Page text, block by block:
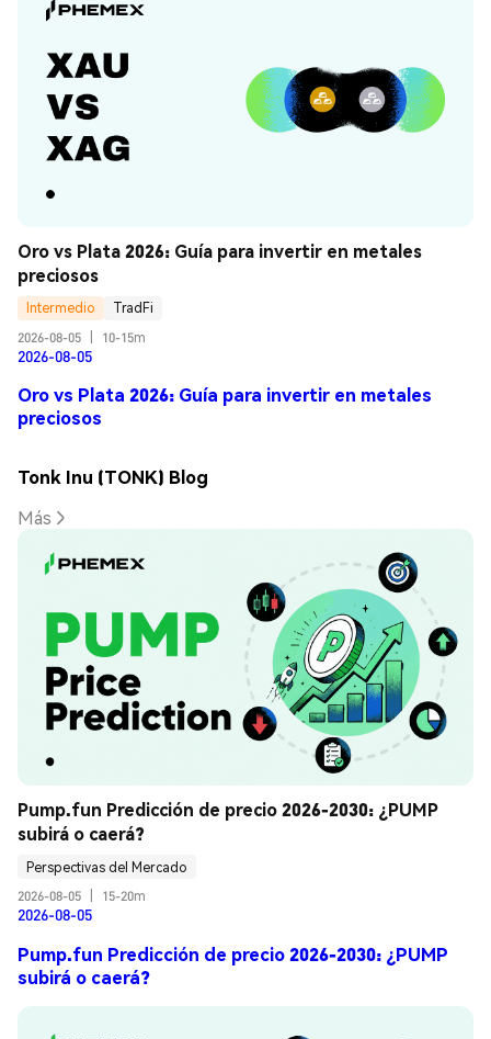
Oro vs Plata 2026: Guía para invertir en metales
preciosos
Intermedio
TradFi
2026-08-05
10-15m
2026-08-05
Oro vs Plata 2026: Guía para invertir en metales
preciosos
Tonk Inu (TONK) Blog
Más
Pump.fun Predicción de precio 2026-2030: ¿PUMP
subirá o caerá?
Perspectivas del Mercado
2026-08-05
15-20m
2026-08-05
Pump.fun Predicción de precio 2026-2030: ¿PUMP
subirá o caerá?